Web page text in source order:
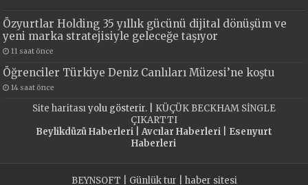
Özyurtlar Holding 35 yıllık gücünü dijital dönüşüm ve
yeni marka stratejisiyle geleceğe taşıyor
11 saat önce
Öğrenciler Türkiye Deniz Canlıları Müzesi’ne koştu
14 saat önce
Site haritasıyolu gösterir. | KÜÇÜK BECKHAM SİNGLE
ÇIKARTTI
Beylikdüzü Haberleri| Avcılar Haberleri| Esenyurt
Haberleri
BEYNSOFT Günlük tur haber sitesi